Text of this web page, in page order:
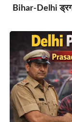
Bihar-Delhi ड्रग